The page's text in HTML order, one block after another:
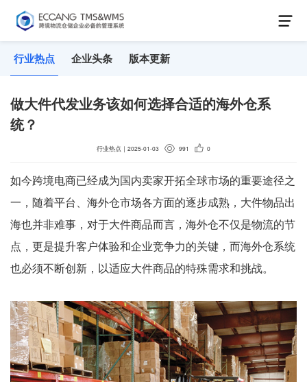
行业热点 企业头条 版本更新
做大件代发业务该如何选择合适的海外仓系
统？
行业热点 ｜ 2025-01-03 991 0
如今跨境电商已经成为国内卖家开拓全球市场的重要途径之
一，随着平台、海外仓市场各方面的逐步成熟，大件物品出
海也并非难事，对于大件商品而言，海外仓不仅是物流的节
点，更是提升客户体验和企业竞争力的关键，而海外仓系统
也必须不断创新，以适应大件商品的特殊需求和挑战。